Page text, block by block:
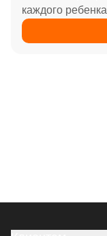
каждого ребенка